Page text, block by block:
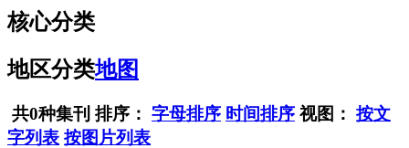
核心分类
地区分类地图
共0种集刊 排序： 字母排序 时间排序 视图： 按文
字列表 按图片列表